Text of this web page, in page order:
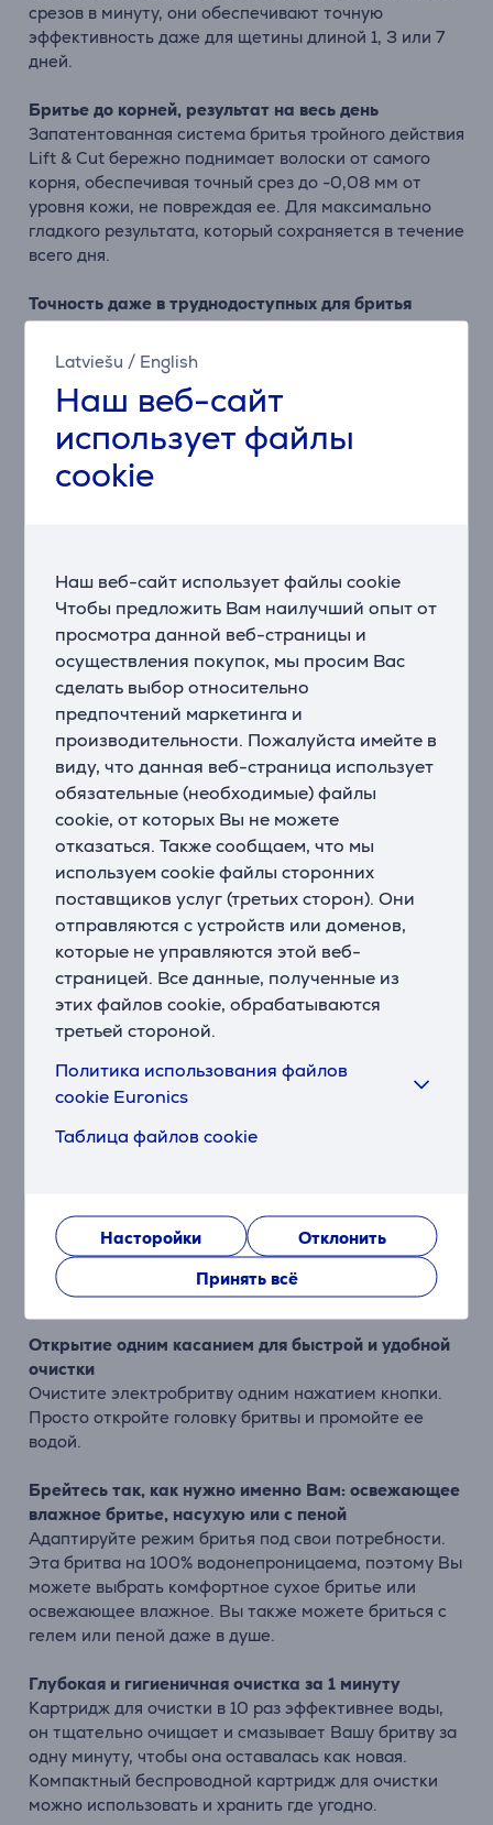
Latviešu / English
Наш веб-сайт
использует файлы
cookie
Наш веб-сайт использует файлы cookie
Чтобы предложить Вам наилучший опыт от
просмотра данной веб-страницы и
осуществления покупок, мы просим Вас
сделать выбор относительно
предпочтений маркетинга и
производительности. Пожалуйста имейте в
виду, что данная веб-страница использует
обязательные (необходимые) файлы
cookie, от которых Вы не можете
отказаться. Также сообщаем, что мы
используем cookie файлы сторонних
поставщиков услуг (третьих сторон). Они
отправляются с устройств или доменов,
которые не управляются этой веб-
страницей. Все данные, полученные из
этих файлов cookie, обрабатываются
третьей стороной.
Политика использования файлов
cookie Euronics
Таблица файлов cookie
Насторойки
Отклонить
Принять всё
срезов в минуту, они обеспечивают точную
эффективность даже для щетины длиной 1, 3 или 7
дней.
Бритье до корней, результат на весь день
Запатентованная система бритья тройного действия
Lift & Cut бережно поднимает волоски от самого
корня, обеспечивая точный срез до -0,08 мм от
уровня кожи, не повреждая ее. Для максимально
гладкого результата, который сохраняется в течение
всего дня.
Точность даже в труднодоступных для бритья
участках
Полностью гибкие и компактные бреющие головки с
прорезями для натяжения кожи динамично
адаптируются к изгибам Вашего лица.
Обеспечивают постоянный контакт с кожей с
точностью на 20% выше, чтобы захватывать щетину
на сложных участках на шее и под носом.
5 режимов бритья адаптируют мощность и
контролируют давление для индивидуального
бритья: Regular (Ежедневный) – для повседневного
использования, Sensitive (Чувствительный) — для
бережного бритья, Intense (Интенсивный) – для
густой бороды, Foam (Пена) – для влажного бритья,
Custom (Индивидуальный) – для Ваших
персональных потребностей.
По-настоящему долговечные: гарантия на 7 лет
Бритвы Philips созданы для бережного ухода и
долгого использования. Самозатачивающиеся
лезвия из нержавеющей стали космического уровня
качества служат до 2 лет без замены. Аккумулятор и
мотор разработаны для работы до 7 лет.
Долговечность и забота о будущем
Все бритвы i9000 изготовлены из
высококачественных долговечных компонентов и
упакованы в материалы, подлежащие переработке.
100% возобновляемую энергию.
Убивает 99,9% бактерий, заряда хватит на 6
недель бритья
уничтожая 99,9% бактерий. Устройство заряжает
Вашу бритву, полного заряда хватает на 6 недель
бритья благодаря встроенному литий-ионному
аккумулятору. USB-кабель для зарядки в комплекте.
Открытие одним касанием для быстрой и удобной
очистки
Очистите электробритву одним нажатием кнопки.
Просто откройте головку бритвы и промойте ее
водой.
Брейтесь так, как нужно именно Вам: освежающее
влажное бритье, насухую или с пеной
Адаптируйте режим бритья под свои потребности.
Эта бритва на 100% водонепроницаема, поэтому Вы
можете выбрать комфортное сухое бритье или
освежающее влажное. Вы также можете бриться с
гелем или пеной даже в душе.
Глубокая и гигиеничная очистка за 1 минуту
Картридж для очистки в 10 раз эффективнее воды,
он тщательно очищает и смазывает Вашу бритву за
одну минуту, чтобы она оставалась как новая.
Компактный беспроводной картридж для очистки
можно использовать и хранить где угодно.